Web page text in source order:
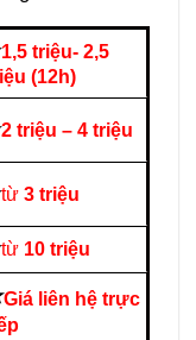
muốn điều tra
kết phải
1,5 triệu- 2,5
(12h)
2 triệu – 4 triệu